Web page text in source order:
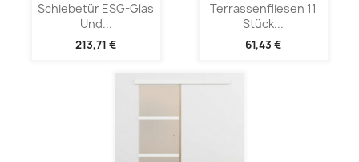
Schiebetür ESG-Glas
Und...
213,71 €
Terrassenfliesen 11
Stück...
61,43 €